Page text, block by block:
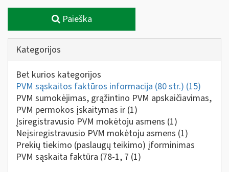
Paieška
Kategorijos
Bet kurios kategorijos
PVM sąskaitos faktūros informacija (80 str.) (15)
PVM sumokėjimas, grąžintino PVM apskaičiavimas,
PVM permokos įskaitymas ir (1)
Įsiregistravusio PVM mokėtoju asmens (1)
Neįsiregistravusio PVM mokėtoju asmens (1)
Prekių tiekimo (paslaugų teikimo) įforminimas
PVM sąskaita faktūra (78-1, 7 (1)